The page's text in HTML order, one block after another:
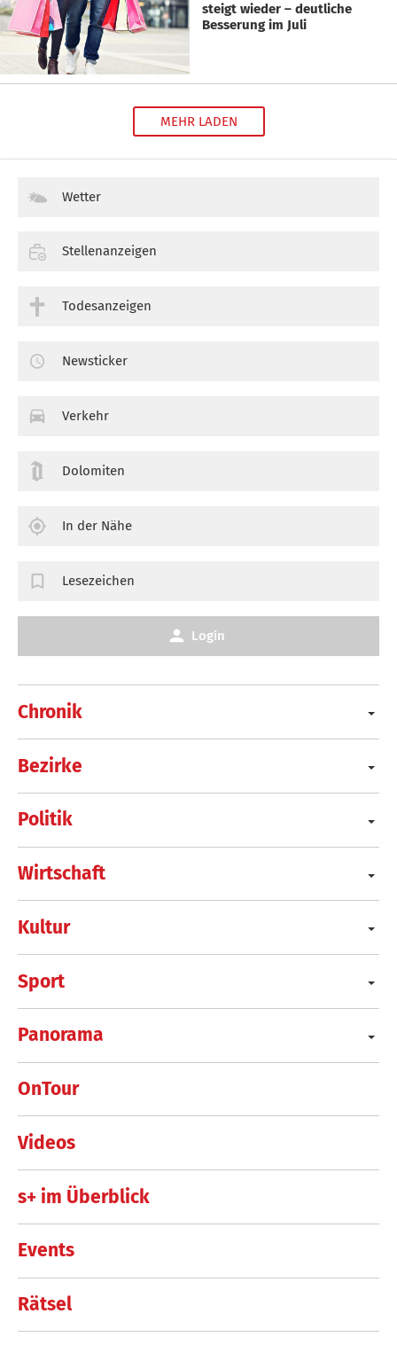
steigt wieder – deutliche
Besserung im Juli
MEHR LADEN
Chronik
Bezirke
Politik
Wirtschaft
Kultur
Sport
Panorama
OnTour
Videos
s+ im Überblick
Events
Rätsel
Wetter
Stellenanzeigen
Todesanzeigen
Newsticker
Verkehr
Dolomiten
In der Nähe
Lesezeichen
Login